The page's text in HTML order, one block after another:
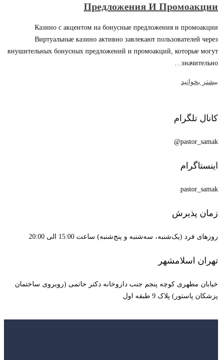
Предложения И Промоакции
Казино с акцентом на бонусные предложения и промоакции
Виртуальные казино активно завлекают пользователей через
внушительных бонусных предложений и промоакций, которые могут
значительно…
بیشتر بخوانید
کانال تلگرام
pastor_samak@
اینستاگرام
pastor_samak
زمان پذیرش
روزهای فرد (یک‌شنبه، سه‌شنبه و پنج‌شنبه) ساعت 15:00 الی 20:00
تهران اسلامشهر
خیابان مطهری کوچه پنجم جنب داروخانه دکتر حاتمی (روبروی ساختمان
پزشکان پاستور) پلاک 9 طبقه اول